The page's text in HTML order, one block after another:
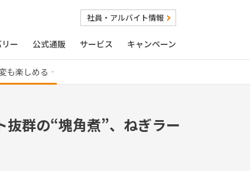
社員・アルバイト情報
ー 公式通販 サービス キャンペーン
も楽しめる‐
群の“塊角煮”、ねぎラー